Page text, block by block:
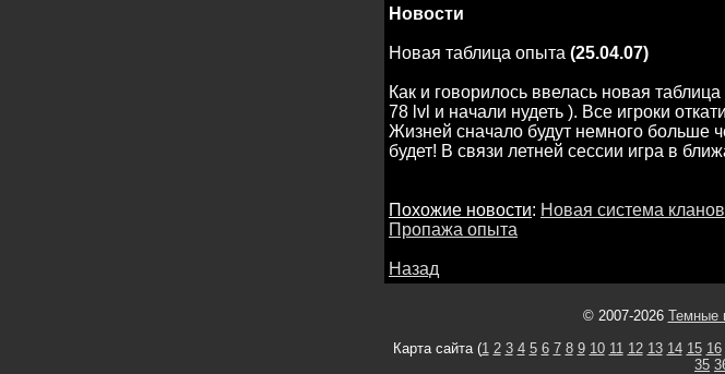
Новости
Новая таблица опыта (25.04.07)
Как и говорилось ввелась новая
78 lvl и начали нудеть ). Все игроки
Жизней сначало будут немного больше
будет! В связи летней сессии игра в
Похожие новости: Новая система кланов
Пропажа опыта
Назад
© 2007-2026 Темные
Карта сайта (1 2 3 4 5 6 7 8 9 10 11 12 13 14 15 16
35